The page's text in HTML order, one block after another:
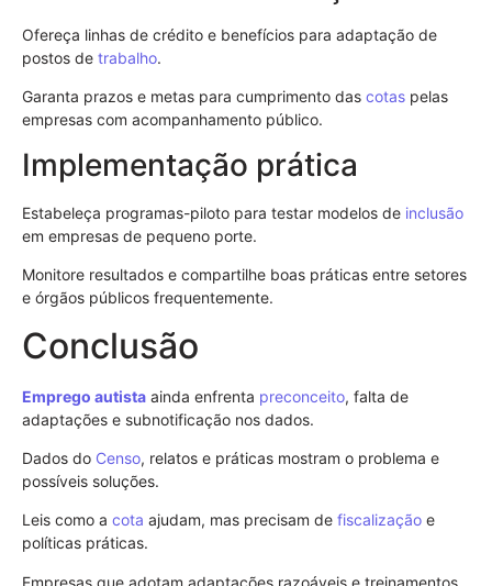
Ofereça linhas de crédito e benefícios para adaptação de
postos de trabalho.
Garanta prazos e metas para cumprimento das cotas pelas
empresas com acompanhamento público.
Implementação prática
Estabeleça programas-piloto para testar modelos de inclusão
em empresas de pequeno porte.
Monitore resultados e compartilhe boas práticas entre setores
e órgãos públicos frequentemente.
Conclusão
Emprego autista ainda enfrenta preconceito, falta de
adaptações e subnotificação nos dados.
Dados do Censo, relatos e práticas mostram o problema e
possíveis soluções.
Leis como a cota ajudam, mas precisam de fiscalização e
políticas práticas.
Empresas que adotam adaptações razoáveis e treinamentos